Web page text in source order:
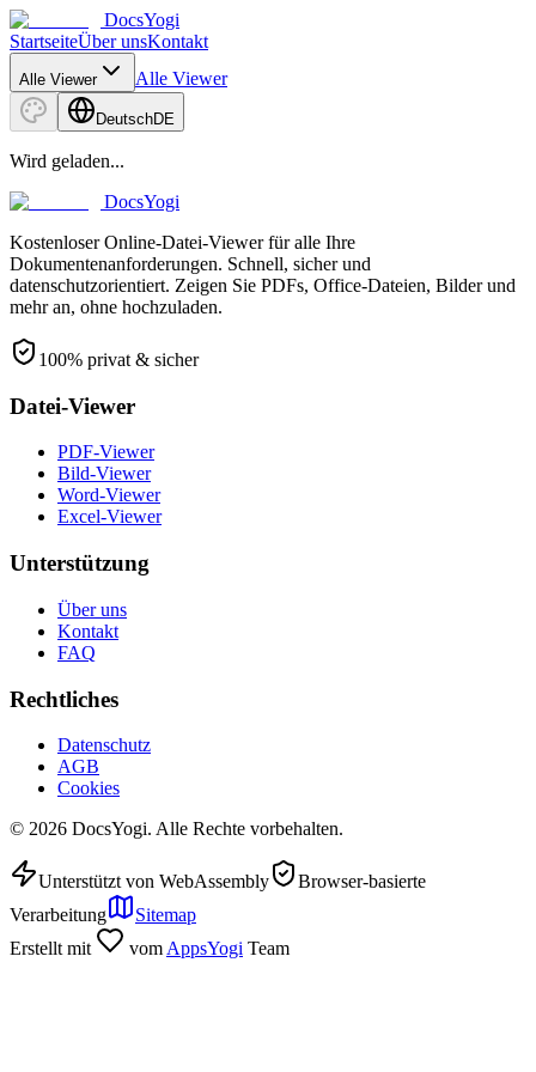
DocsYogi
StartseiteÜber unsKontakt
Alle Viewer Alle Viewer
DeutschDE
Wird geladen...
DocsYogi
Kostenloser Online-Datei-Viewer für alle Ihre
Dokumentenanforderungen. Schnell, sicher und
datenschutzorientiert. Zeigen Sie PDFs, Office-Dateien, Bilder und
mehr an, ohne hochzuladen.
100% privat & sicher
Datei-Viewer
PDF-Viewer
Bild-Viewer
Word-Viewer
Excel-Viewer
Unterstützung
Über uns
Kontakt
FAQ
Rechtliches
Datenschutz
AGB
Cookies
© 2026 DocsYogi. Alle Rechte vorbehalten.
Unterstützt von WebAssembly
Browser-basierte
Verarbeitung
Sitemap
Erstellt mit
vom AppsYogi Team